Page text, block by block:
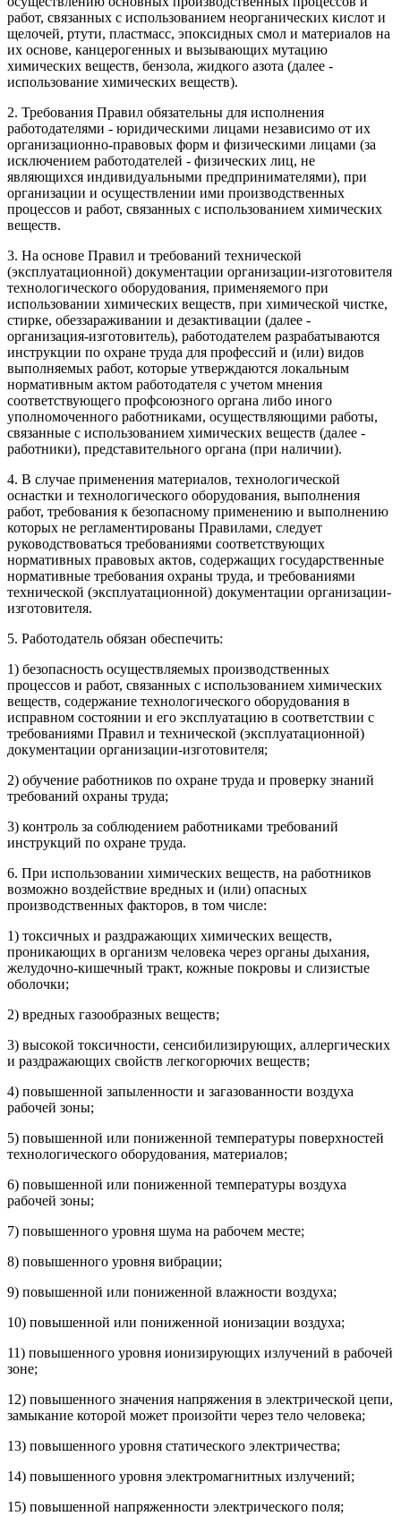
работ, связанных с использованием неорганических кислот и
щелочей, ртути, пластмасс, эпоксидных смол и материалов на
их основе, канцерогенных и вызывающих мутацию
химических веществ, бензола, жидкого азота (далее -
использование химических веществ).
2. Требования Правил обязательны для исполнения
работодателями - юридическими лицами независимо от их
организационно-правовых форм и физическими лицами (за
исключением работодателей - физических лиц, не
являющихся индивидуальными предпринимателями), при
организации и осуществлении ими производственных
процессов и работ, связанных с использованием химических
веществ.
3. На основе Правил и требований технической
(эксплуатационной) документации организации-изготовителя
технологического оборудования, применяемого при
использовании химических веществ, при химической чистке,
стирке, обеззараживании и дезактивации (далее -
организация-изготовитель), работодателем разрабатываются
инструкции по охране труда для профессий и (или) видов
выполняемых работ, которые утверждаются локальным
нормативным актом работодателя с учетом мнения
соответствующего профсоюзного органа либо иного
уполномоченного работниками, осуществляющими работы,
связанные с использованием химических веществ (далее -
работники), представительного органа (при наличии).
4. В случае применения материалов, технологической
оснастки и технологического оборудования, выполнения
работ, требования к безопасному применению и выполнению
которых не регламентированы Правилами, следует
руководствоваться требованиями соответствующих
нормативных правовых актов, содержащих государственные
нормативные требования охраны труда, и требованиями
технической (эксплуатационной) документации организации-
изготовителя.
5. Работодатель обязан обеспечить:
1) безопасность осуществляемых производственных
процессов и работ, связанных с использованием химических
веществ, содержание технологического оборудования в
исправном состоянии и его эксплуатацию в соответствии с
требованиями Правил и технической (эксплуатационной)
документации организации-изготовителя;
2) обучение работников по охране труда и проверку знаний
требований охраны труда;
3) контроль за соблюдением работниками требований
инструкций по охране труда.
6. При использовании химических веществ, на работников
возможно воздействие вредных и (или) опасных
производственных факторов, в том числе:
1) токсичных и раздражающих химических веществ,
проникающих в организм человека через органы дыхания,
желудочно-кишечный тракт, кожные покровы и слизистые
оболочки;
2) вредных газообразных веществ;
3) высокой токсичности, сенсибилизирующих, аллергических
и раздражающих свойств легкогорючих веществ;
4) повышенной запыленности и загазованности воздуха
рабочей зоны;
5) повышенной или пониженной температуры поверхностей
технологического оборудования, материалов;
6) повышенной или пониженной температуры воздуха
рабочей зоны;
7) повышенного уровня шума на рабочем месте;
8) повышенного уровня вибрации;
9) повышенной или пониженной влажности воздуха;
10) повышенной или пониженной ионизации воздуха;
11) повышенного уровня ионизирующих излучений в рабочей
зоне;
12) повышенного значения напряжения в электрической цепи,
замыкание которой может произойти через тело человека;
13) повышенного уровня статического электричества;
14) повышенного уровня электромагнитных излучений;
15) повышенной напряженности электрического поля;